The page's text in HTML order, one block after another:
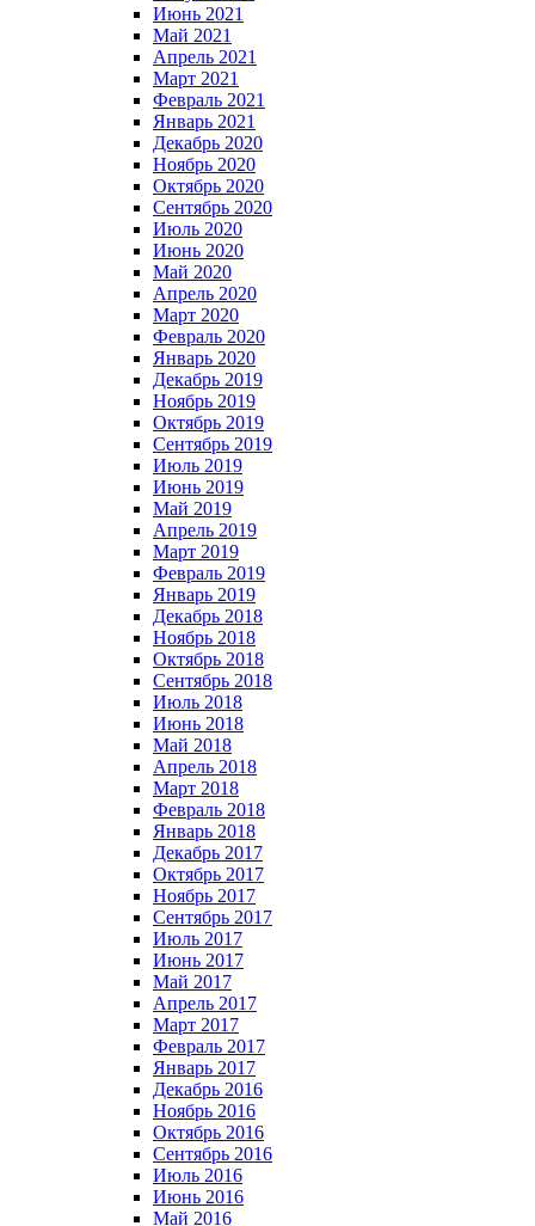
Июнь 2021
Май 2021
Апрель 2021
Март 2021
Февраль 2021
Январь 2021
Декабрь 2020
Ноябрь 2020
Октябрь 2020
Сентябрь 2020
Июль 2020
Июнь 2020
Май 2020
Апрель 2020
Март 2020
Февраль 2020
Январь 2020
Декабрь 2019
Ноябрь 2019
Октябрь 2019
Сентябрь 2019
Июль 2019
Июнь 2019
Май 2019
Апрель 2019
Март 2019
Февраль 2019
Январь 2019
Декабрь 2018
Ноябрь 2018
Октябрь 2018
Сентябрь 2018
Июль 2018
Июнь 2018
Май 2018
Апрель 2018
Март 2018
Февраль 2018
Январь 2018
Декабрь 2017
Октябрь 2017
Ноябрь 2017
Сентябрь 2017
Июль 2017
Июнь 2017
Май 2017
Апрель 2017
Март 2017
Февраль 2017
Январь 2017
Декабрь 2016
Ноябрь 2016
Октябрь 2016
Сентябрь 2016
Июль 2016
Июнь 2016
Май 2016